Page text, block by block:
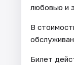
любовью и
В
Билет